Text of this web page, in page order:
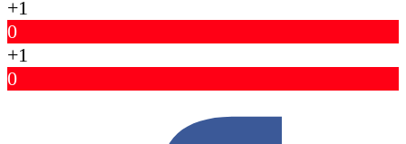
+1
0
+1
0